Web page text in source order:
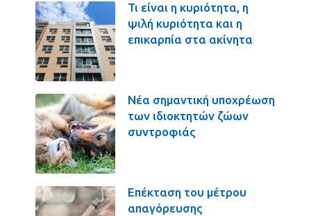
Τι είναι η κυριότητα, η
ψιλή κυριότητα και η
επικαρπία στα ακίνητα
Νέα σημαντική υποχρέωση
των ιδιοκτητών ζώων
συντροφιάς
Επέκταση του μέτρου
απαγόρευσης